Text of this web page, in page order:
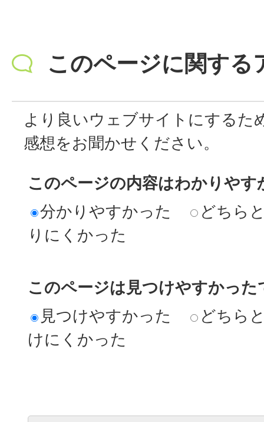
このページに関する
より良いウェブサイトにするた
感想をお聞かせください。
このページの内容はわかりやす
分かりやすかった
どちら
りにくかった
このページは見つけやすかった
見つけやすかった
どちら
けにくかった